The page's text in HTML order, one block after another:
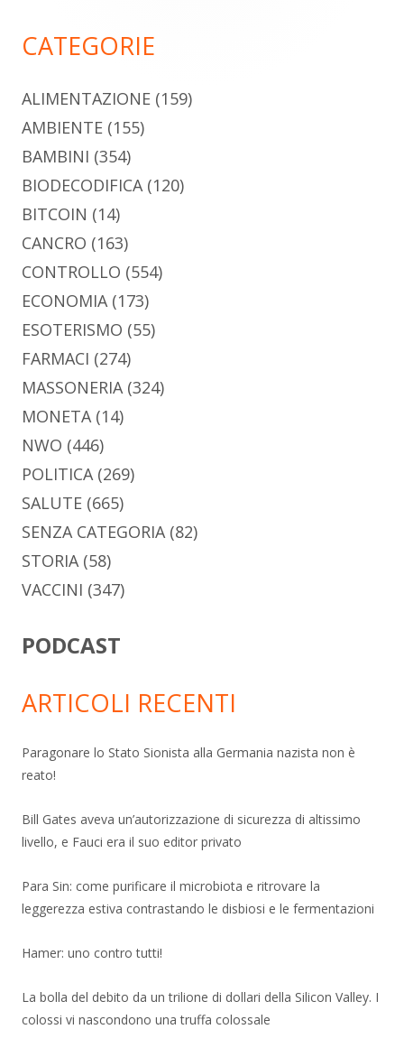
CATEGORIE
ALIMENTAZIONE (159)
AMBIENTE (155)
BAMBINI (354)
BIODECODIFICA(120)
BITCOIN (14)
CANCRO (163)
CONTROLLO (554)
ECONOMIA(173)
ESOTERISMO (55)
FARMACI (274)
MASSONERIA(324)
MONETA(14)
NWO (446)
POLITICA(269)
SALUTE (665)
SENZA CATEGORIA(82)
STORIA(58)
VACCINI (347)
PODCAST
ARTICOLI RECENTI
Paragonare lo Stato Sionista alla Germania nazista non è
reato!
Bill Gates aveva un’autorizzazione di sicurezza di altissimo
livello, e Fauci era il suo editor privato
Para Sin: come purificare il microbiota e ritrovare la
leggerezza estiva contrastando le disbiosi e le fermentazioni
Hamer: uno contro tutti!
La bolla del debito da un trilione di dollari della Silicon Valley. I
colossi vi nascondono una truffa colossale